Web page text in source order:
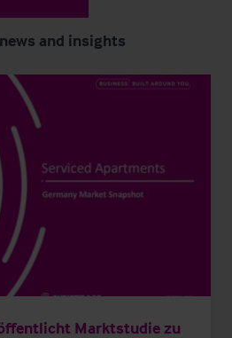
and insights
Marktstudie zu